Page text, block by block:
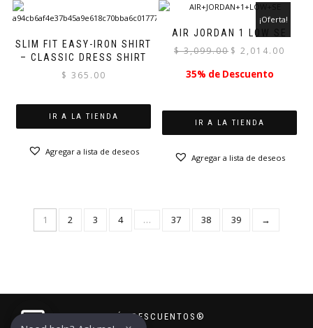
SLIM FIT EASY-IRON SHIRT
– CLASSIC DRESS SHIRT
$ 365.00
IR A LA TIENDA
Agregar a lista de deseos
AIR JORDAN 1 LOW SE
¡Oferta!
$3,099.00 El
original
$ 2,014.00
35% de Descuento
IR A LA TIENDA
Agregar a lista de deseos
1 2 3 4 … 37 38 39 →
MÁS DESCUENTOS®